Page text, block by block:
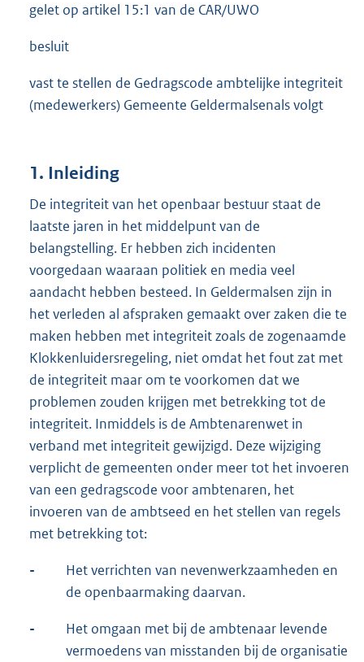
gelet op artikel 15:1 van de CAR/UWO
besluit
vast te stellen de Gedragscode ambtelijke integriteit
(medewerkers) Gemeente Geldermalsenals volgt
1. Inleiding
De integriteit van het openbaar bestuur staat de
laatste jaren in het middelpunt van de
belangstelling. Er hebben zich incidenten
voorgedaan waaraan politiek en media veel
aandacht hebben besteed. In Geldermalsen zijn in
het verleden al afspraken gemaakt over zaken die te
maken hebben met integriteit zoals de zogenaamde
Klokkenluidersregeling, niet omdat het fout zat met
de integriteit maar om te voorkomen dat we
problemen zouden krijgen met betrekking tot de
integriteit. Inmiddels is de Ambtenarenwet in
verband met integriteit gewijzigd. Deze wijziging
verplicht de gemeenten onder meer tot het invoeren
van een gedragscode voor ambtenaren, het
invoeren van de ambtseed en het stellen van regels
met betrekking tot:
-
Het verrichten van nevenwerkzaamheden en
de openbaarmaking daarvan.
-
Het omgaan met bij de ambtenaar levende
vermoedens van misstanden bij de organisatie